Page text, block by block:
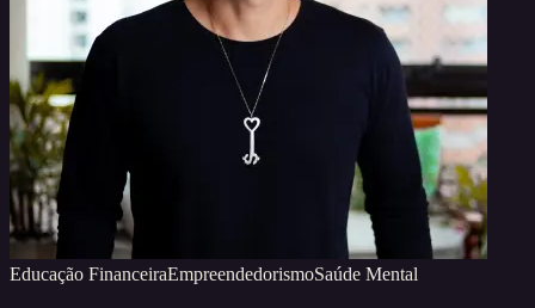
Educação FinanceiraEmpreendedorismoSaúde Mental